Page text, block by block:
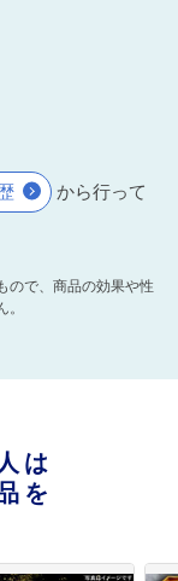
から行って
ので、商品の効果や性
は
を